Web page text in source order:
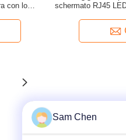
con lo
schermato RJ45
Sam Chen